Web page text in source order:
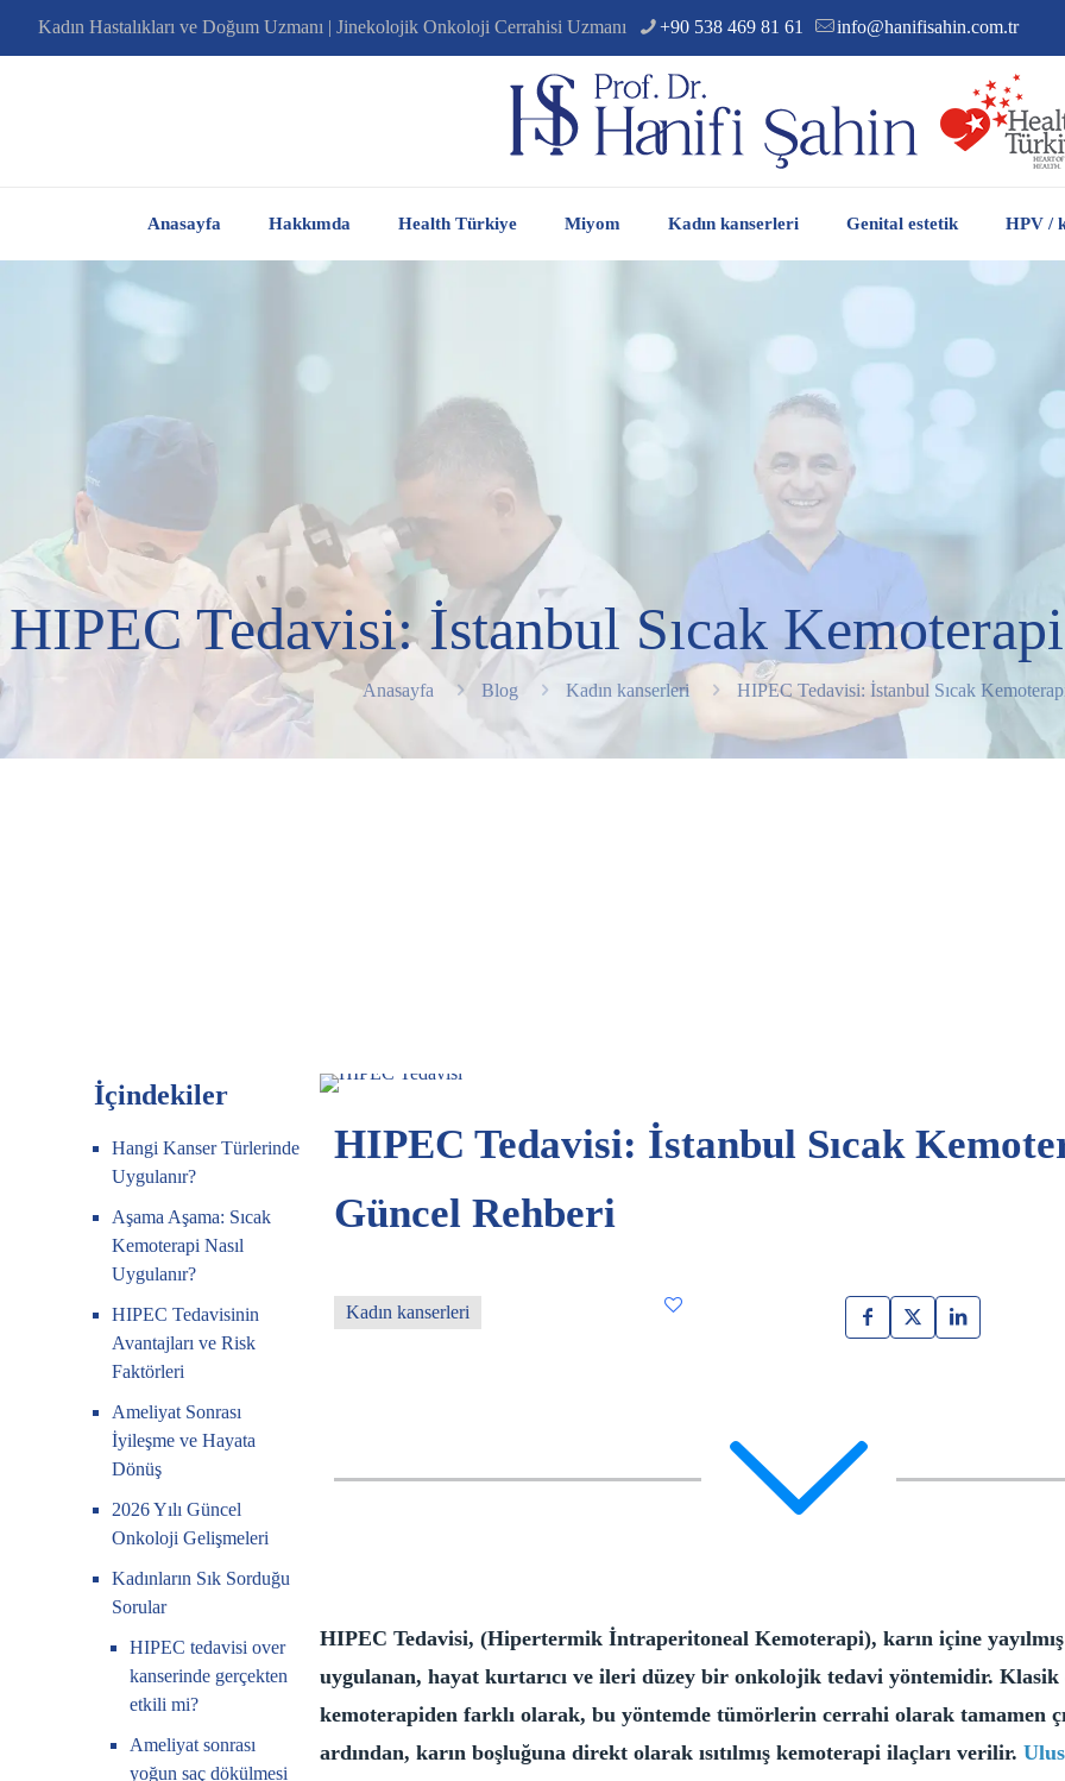
Kadın Hastalıkları ve Doğum Uzmanı | Jinekolojik Onkoloji Cerrahisi Uzmanı +90 538 469 81 61 info@hanifisahin.com.tr
Anasayfa Hakkımda Health Türkiye Miyom Kadın kanserleri Genital estetik HPV /
HIPEC Tedavisi: İstanbul Sıcak
Anasayfa Blog Kadın kanserleri HIPEC Tedavisi: İstanbul Sıcak
İçindekiler
Hangi Kanser Türlerinde
Uygulanır?
Aşama Aşama: Sıcak
Kemoterapi Nasıl
Uygulanır?
HIPEC Tedavisinin
Avantajları ve Risk
Faktörleri
Ameliyat Sonrası
İyileşme ve Hayata
Dönüş
2026 Yılı Güncel
Onkoloji Gelişmeleri
Kadınların Sık Sorduğu
Sorular
HIPEC tedavisi over
kanserinde gerçekten
etkili mi?
Ameliyat sonrası
yoğun saç dökülmesi
HIPEC Tedavisi: İstanbul Sıcak
Güncel Rehberi
Kadın kanserleri
HIPEC Tedavisi, (Hipertermik İntraperitoneal Kemoterapi), karın içine
uygulanan, hayat kurtarıcı ve ileri düzey bir onkolojik tedavi yöntemidir.
kemoterapiden farklı olarak, bu yöntemde tümörlerin cerrahi olarak tamamen
ardından, karın boşluğuna direkt olarak ısıtılmış kemoterapi ilaçları verilir.